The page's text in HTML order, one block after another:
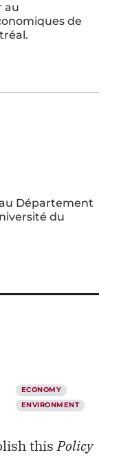
au
de
Département
du
ECONOMY
ENVIRONMENT
thisPolicy